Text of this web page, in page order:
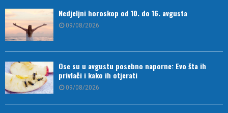
Nedjeljni horoskop od 10. do 16. avgusta
09/08/2026
Ose su u avgustu posebno naporne: Evo šta ih
privlači i kako ih otjerati
09/08/2026